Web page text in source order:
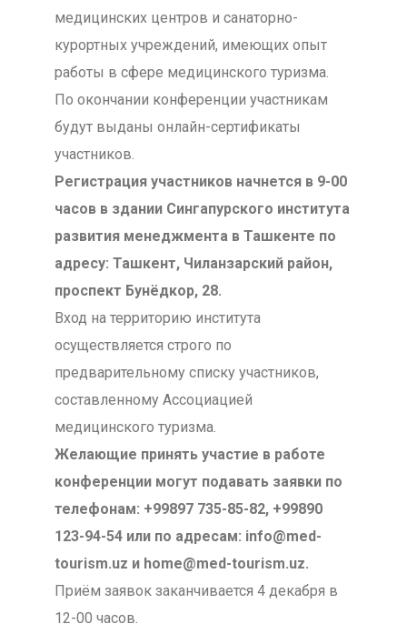
медицинских центров и санаторно-
курортных учреждений, имеющих опыт
работы в сфере медицинского туризма.
По окончании конференции участникам
будут выданы онлайн-сертификаты
участников.
Регистрация участников начнется в 9-00
часов в здании Сингапурского института
развития менеджмента в Ташкенте по
адресу: Ташкент, Чиланзарский район,
проспект Бунёдкор, 28.
Вход на территорию института
осуществляется строго по
предварительному списку участников,
составленному Ассоциацией
медицинского туризма.
Желающие принять участие в работе
конференции могут подавать заявки по
телефонам: +99897 735-85-82, +99890
123-94-54 или по адресам: info@med-
tourism.uz и home@med-tourism.uz.
Приём заявок заканчивается 4 декабря в
12-00 часов.